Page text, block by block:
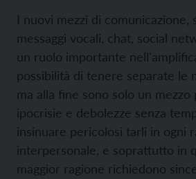
I nuovi mezzi di comunicazione,
messaggi vocali, chat, social
un ruolo importante
possibilità di tenere separate le
ma alla fine sono solo un
ipocrisie e debolezze senza
insinuare pericolosi tarli in ogni
interpersonale, e soprattutto in
maggior ragione richiedono